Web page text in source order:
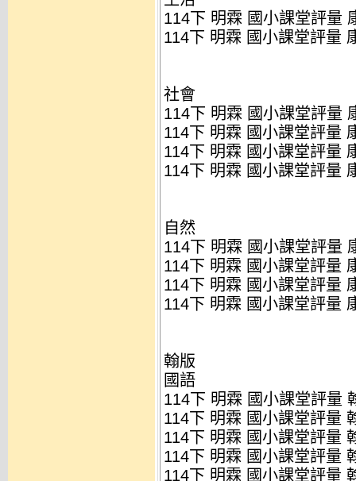
114下 明霖 國小課堂評量
114下 明霖 國小課堂評量
社會
114下 明霖 國小課堂評量
114下 明霖 國小課堂評量
114下 明霖 國小課堂評量
114下 明霖 國小課堂評量
自然
114下 明霖 國小課堂評量
114下 明霖 國小課堂評量
114下 明霖 國小課堂評量
114下 明霖 國小課堂評量
翰版
國語
114下 明霖 國小課堂評量
114下 明霖 國小課堂評量
114下 明霖 國小課堂評量
114下 明霖 國小課堂評量
114下 明霖 國小課堂評量